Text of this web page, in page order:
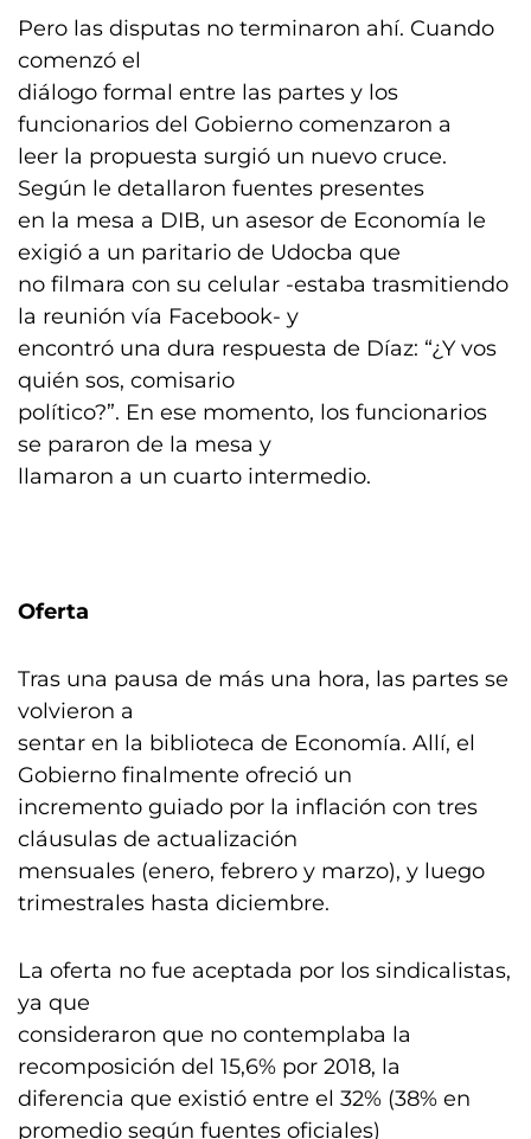
Pero las disputas no terminaron ahí. Cuando
comenzó el
diálogo formal entre las partes y los
funcionarios del Gobierno comenzaron a
leer la propuesta surgió un nuevo cruce.
Según le detallaron fuentes presentes
en la mesa a DIB, un asesor de Economía le
exigió a un paritario de Udocba que
no filmara con su celular -estaba trasmitiendo
la reunión vía Facebook- y
encontró una dura respuesta de Díaz: “¿Y vos
quién sos, comisario
político?”. En ese momento, los funcionarios
se pararon de la mesa y
llamaron a un cuarto intermedio.
Oferta
Tras una pausa de más una hora, las partes se
volvieron a
sentar en la biblioteca de Economía. Allí, el
Gobierno finalmente ofreció un
incremento guiado por la inflación con tres
cláusulas de actualización
mensuales (enero, febrero y marzo), y luego
trimestrales hasta diciembre.
La oferta no fue aceptada por los sindicalistas,
ya que
consideraron que no contemplaba la
recomposición del 15,6% por 2018, la
diferencia que existió entre el 32% (38% en
promedio según fuentes oficiales)